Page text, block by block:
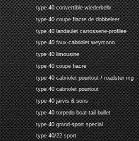
type 40 convertible wiederkehr
type 40 coupe fiacre de dobbeleer
type 40 landaulet carrosserie-profilee
type 40 faux-cabriolet weymann
type 40 limousine
type 40 coupe fiacre
type 40 cabriolet pourtout / roadster mg
type 40 cabriolet pourtout
type 40 jarvis & sons
type 40 torpedo boat-tail bullet
type 40 grand-sport special
type 40/22 sport